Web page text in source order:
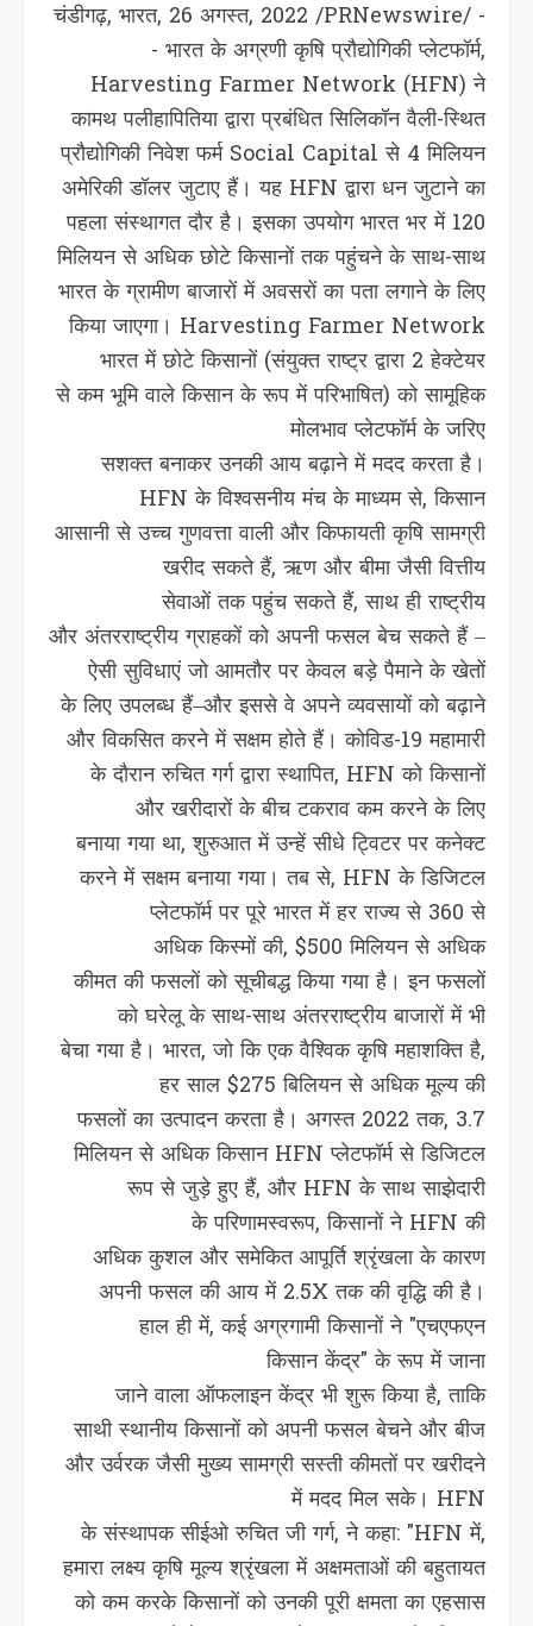
चंडीगढ़, भारत, 26 अगस्‍त, 2022 /PRNewswire/ -
- भारत के अग्रणी कृषि प्रौद्योगिकी प्‍लेटफॉर्म,
Harvesting Farmer Network (HFN) ने
कामथ पलीहापिति‍या द्वारा प्रबंधित सिलिकॉन वैली-स्थित
प्रौद्योगिकी निवेश फर्म Social Capital से 4 मिलियन
अमेरिकी डॉलर जुटाए हैं। यह HFN द्वारा धन जुटाने का
पहला संस्थागत दौर है। इसका उपयोग भारत भर में 120
मिलियन से अधिक छोटे किसानों तक पहुंचने के साथ-साथ
भारत के ग्रामीण बाजारों में अवसरों का पता लगाने के लिए
किया जाएगा। Harvesting Farmer Network
भारत में छोटे किसानों (संयुक्त राष्ट्र द्वारा 2 हेक्टेयर
से कम भूमि वाले किसान के रूप में परिभाषित) को सामूहिक
मोलभाव प्‍लेटफॉर्म के जरिए
सशक्त बनाकर उनकी आय बढ़ाने में मदद करता है।
HFN के विश्वसनीय मंच के माध्यम से, किसान
आसानी से उच्च गुणवत्ता वाली और किफायती कृषि सामग्री
खरीद सकते हैं, ऋण और बीमा जैसी वित्तीय
सेवाओं तक पहुंच सकते हैं, साथ ही राष्ट्रीय
और अंतरराष्ट्रीय ग्राहकों को अपनी फसल बेच सकते हैं –
ऐसी सुविधाएं जो आमतौर पर केवल बड़े पैमाने के खेतों
के लिए उपलब्ध हैं–और इससे वे अपने व्यवसायों को बढ़ाने
और विकसित करने में सक्षम होते हैं। कोविड-19 महामारी
के दौरान रुचित गर्ग द्वारा स्थापित, HFN को किसानों
और खरीदारों के बीच टकराव कम करने के लिए
बनाया गया था, शुरुआत में उन्हें सीधे ट्विटर पर कनेक्ट
करने में सक्षम बनाया गया। तब से, HFN के डिजिटल
प्लेटफॉर्म पर पूरे भारत में हर राज्य से 360 से
अधिक क‍िस्‍मों की, $500 मिलियन से अधिक
कीमत की फसलों को सूचीबद्ध किया गया है। इन फसलों
को घरेलू के साथ-साथ अंतरराष्ट्रीय बाजारों में भी
बेचा गया है। भारत, जो कि एक वैश्विक कृषि महाशक्ति है,
हर साल $275 बिलियन से अधिक मूल्‍य की
फसलों का उत्पादन करता है। अगस्त 2022 तक, 3.7
मिलियन से अधिक किसान HFN प्लेटफॉर्म से डिजिटल
रूप से जुड़े हुए हैं, और HFN के साथ साझेदारी
के परिणामस्वरूप, किसानों ने HFN की
अधिक कुशल और समेकित आपूर्ति श्रृंखला के कारण
अपनी फसल की आय में 2.5X तक की वृद्धि की है।
हाल ही में, कई अग्रगामी किसानों ने "एचएफएन
किसान केंद्र" के रूप में जाना
जाने वाला ऑफलाइन केंद्र भी शुरू किया है, ताकि
साथी स्थानीय किसानों को अपनी फसल बेचने और बीज
और उर्वरक जैसी मुख्य सामग्री सस्ती कीमतों पर खरीदने
में मदद मिल सके। HFN
के संस्थापक सीईओ रुचित जी गर्ग, ने कहा: "HFN में,
हमारा लक्ष्य कृषि मूल्य श्रृंखला में अक्षमताओं की बहुतायत
को कम करके किसानों को उनकी पूरी क्षमता का एहसास